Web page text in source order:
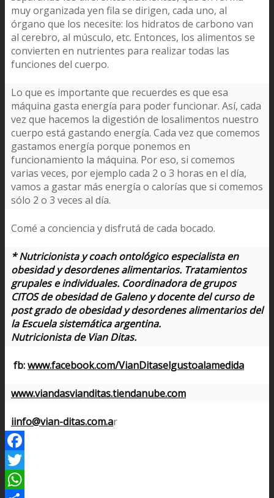
muy organizada yen fila se dirigen, cada uno, al
órgano que los necesite: los hidratos de carbono van
al cerebro, al músculo, etc. Entonces, los alimentos se
convierten en nutrientes para realizar todas las
funciones del cuerpo.
Lo que es importante que recuerdes es que esa
máquina gasta energía para poder funcionar. Así, cada
vez que hacemos la digestión de losalimentos nuestro
cuerpo está gastando energía. Cada vez que comemos
gastamos energía porque ponemos en
funcionamiento la máquina. Por eso, si comemos
varias veces, por ejemplo cada 2 o 3 horas en el día,
vamos a gastar más energía o calorías que si comemos
sólo 2 o 3 veces al día.
Comé a conciencia y disfrutá de cada bocado.
* Nutricionista y coach ontológico especialista en
obesidad y desordenes alimentarios. Tratamientos
grupales e individuales. Coordinadora de grupos
CITOS de obesidad de Galeno y docente del curso de
post grado de obesidad y desordenes alimentarios del
la Escuela sistemática argentina.
Nutricionista de Vian Ditas.
fb:www.facebook.com/VianDitaselgustoalamedida
www.viandasvianditas.tiendanube.com
iinfo@vian-ditas.com.ar
Facebook
Twitter